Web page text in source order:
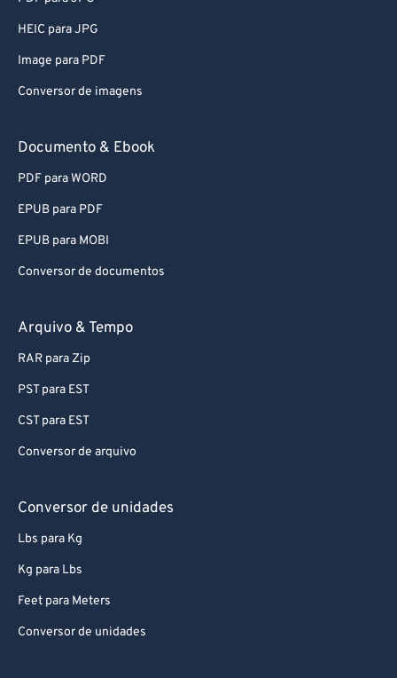
HEIC para JPG
Image para PDF
Conversor de imagens
Documento & Ebook
PDF para WORD
EPUB para PDF
EPUB para MOBI
Conversor de documentos
Arquivo & Tempo
RAR para Zip
PST para EST
CST para EST
Conversor de arquivo
Conversor de unidades
Lbs para Kg
Kg para Lbs
Feet para Meters
Conversor de unidades